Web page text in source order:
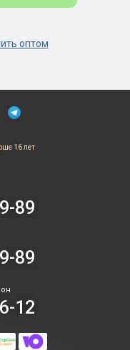
оптом
16 лет
89
89
12